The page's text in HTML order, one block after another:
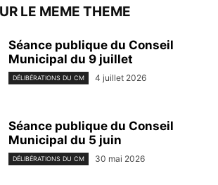
LE MEME THEME
Séance publique du Conseil
Municipal du 9 juillet
DÉLIBÉRATIONS DU CM 4 juillet 2026
Séance publique du Conseil
Municipal du 5 juin
DÉLIBÉRATIONS DU CM 30 mai 2026